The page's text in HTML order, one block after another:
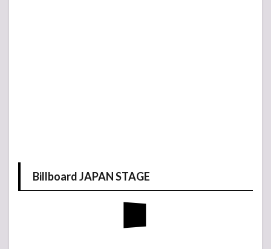
Billboard JAPAN STAGE